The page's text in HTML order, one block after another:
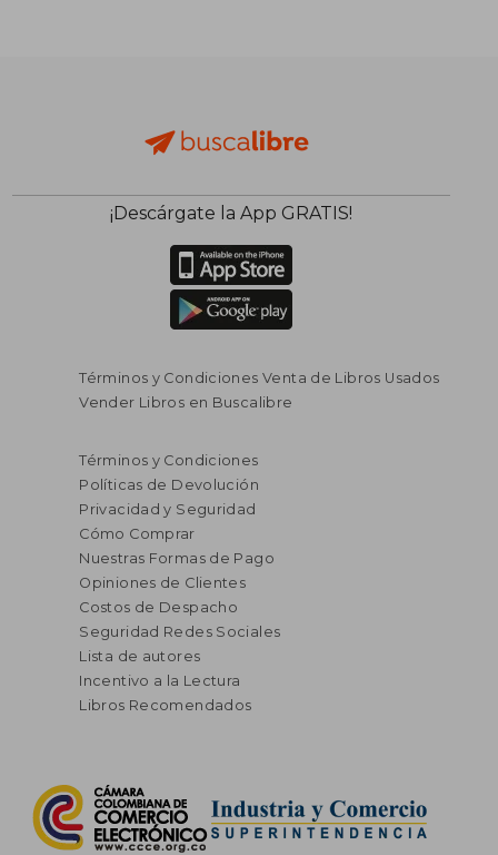
¡Descárgate la App GRATIS!
Términos y Condiciones Venta de Libros Usados
Vender Libros en Buscalibre
Términos y Condiciones
Políticas de Devolución
Privacidad y Seguridad
Cómo Comprar
Nuestras Formas de Pago
Opiniones de Clientes
Costos de Despacho
Seguridad Redes Sociales
Lista de autores
Incentivo a la Lectura
Libros Recomendados